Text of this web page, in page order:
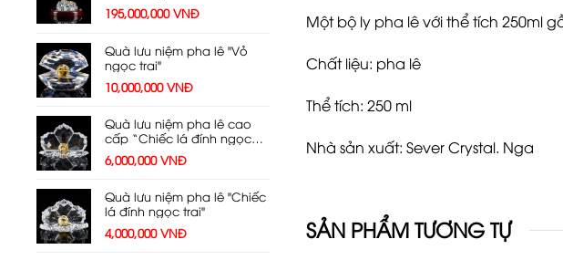
195,000,000VNĐ
Quà lưu niệm pha lê "Vỏ
ngọc trai"
10,000,000VNĐ
Quà lưu niệm pha lê cao
cấp “Chiếc lá đính ngọc
trai”
6,000,000VNĐ
Quà lưu niệm pha lê "Chiếc
lá đính ngọc trai"
4,000,000VNĐ
Một bộ ly pha lê với thể tích 250ml
Chất liệu: pha lê
Thể tích: 250 ml
Nhà sản xuất: Sever Crystal. Nga
SẢN PHẨM TƯƠNG TỰ